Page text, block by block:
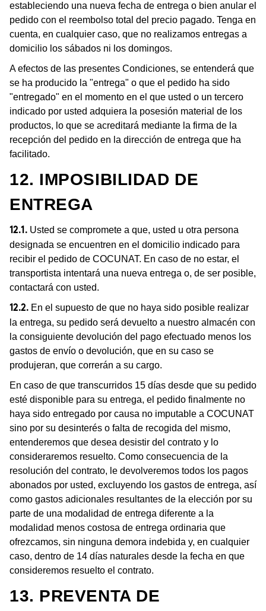
estableciendo una nueva fecha de entrega o bien anular el
pedido con el reembolso total del precio pagado. Tenga en
cuenta, en cualquier caso, que no realizamos entregas a
domicilio los sábados ni los domingos.
A efectos de las presentes Condiciones, se entenderá que
se ha producido la "entrega" o que el pedido ha sido
"entregado" en el momento en el que usted o un tercero
indicado por usted adquiera la posesión material de los
productos, lo que se acreditará mediante la firma de la
recepción del pedido en la dirección de entrega que ha
facilitado.
12. IMPOSIBILIDAD DE
ENTREGA
12.1. Usted se compromete a que, usted u otra persona
designada se encuentren en el domicilio indicado para
recibir el pedido de COCUNAT. En caso de no estar, el
transportista intentará una nueva entrega o, de ser posible,
contactará con usted.
12.2. En el supuesto de que no haya sido posible realizar
la entrega, su pedido será devuelto a nuestro almacén con
la consiguiente devolución del pago efectuado menos los
gastos de envío o devolución, que en su caso se
produjeran, que correrán a su cargo.
En caso de que transcurridos 15 días desde que su pedido
esté disponible para su entrega, el pedido finalmente no
haya sido entregado por causa no imputable a COCUNAT
sino por su desinterés o falta de recogida del mismo,
entenderemos que desea desistir del contrato y lo
consideraremos resuelto. Como consecuencia de la
resolución del contrato, le devolveremos todos los pagos
abonados por usted, excluyendo los gastos de entrega, así
como gastos adicionales resultantes de la elección por su
parte de una modalidad de entrega diferente a la
modalidad menos costosa de entrega ordinaria que
ofrezcamos, sin ninguna demora indebida y, en cualquier
caso, dentro de 14 días naturales desde la fecha en que
consideremos resuelto el contrato.
13. PREVENTA DE